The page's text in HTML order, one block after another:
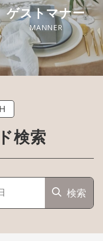
ゲストマナー
MANNER
検索
検索